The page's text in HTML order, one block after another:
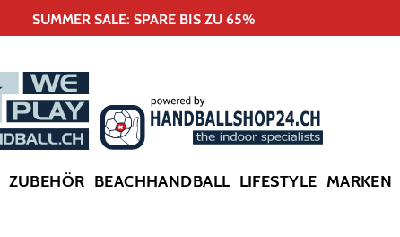
SUMMER SALE: SPARE BIS ZU 65%
ZUBEHÖR BEACHHANDBALL LIFESTYLE MARKEN